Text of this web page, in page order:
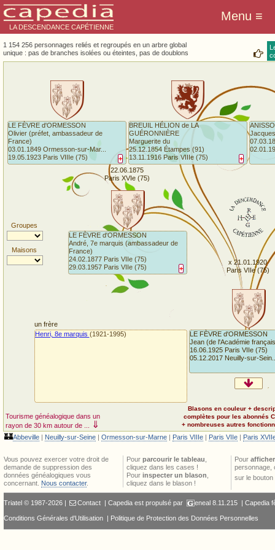
LA DESCENDANCE CAPÉTIENNE
1 154 256 personnages reliés et regroupés en un arbre global
unique : pas de branches isolées ou éteintes, pas de doublons
Groupes
Maisons
Tourisme généalogique dans un
rayon de 30 km autour de ...
⇓
LE FÈVRE d'ORMESSON
Jean (de l'Académie
16.06.1925 Paris VIIe (75)
05.12.2017 Neuilly-sur-
+
LE FÈVRE d'ORMESSON
André, 7e marquis (ambassadeur de
France)
24.02.1877 Paris VIIe (75)
29.03.1957 Paris VIIe (75)
+
LE FÈVRE d'ORMESSON
Olivier (préfet, ambassadeur de
France)
03.01.1849 Ormesson-sur-Mar...
19.05.1923 Paris VIIIe (75)
+
BREUIL HÉLION de LA
GUÉRONNIÈRE
Marguerite du
25.12.1854 Étampes (91)
13.11.1916 Paris VIIIe (75)
Jacques
x 21.01.1920
Paris VIIe (75)
22.06.1875
Paris XVIe (75)
un frère
Henri, 8e marquis (1921-1995)
🏰Abbeville | Neuilly-sur-Seine | Ormesson-sur-Marne | Paris VIIIe | Paris VIIe | Paris
Blasons en couleur +
complètes pour les abonnés
+ nombreuses autres
Vous pouvez exercer votre droit de
demande de suppression des
données généalogiques vous
concernant. Nous contacter.
Pour parcourir le tableau
cliquez dans les cases !
Pour inspecter un blason
cliquez dans le blason !
Pour
personnage,
sur le bouton
Triatel © 1987-2026 | Contact | Capedia est propulsé par eneal8.11.215 | Capedia
Conditions Générales d'Utilisation | Politique de Protection des Données Personnelles